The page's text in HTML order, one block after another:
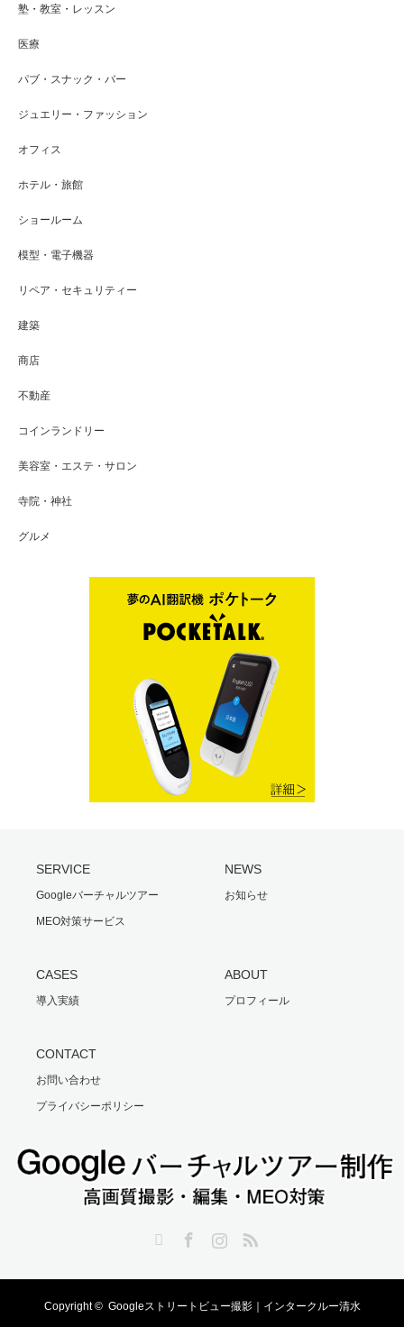
塾・教室・レッスン
医療
パブ・スナック・バー
ジュエリー・ファッション
オフィス
ホテル・旅館
ショールーム
模型・電子機器
リペア・セキュリティー
建築
商店
不動産
コインランドリー
美容室・エステ・サロン
寺院・神社
グルメ
SERVICE
Googleバーチャルツアー
MEO対策サービス
NEWS
お知らせ
CASES
導入実績
ABOUT
プロフィール
CONTACT
お問い合わせ
プライバシーポリシー
Copyright © Googleストリートビュー撮影｜インタークルー清水